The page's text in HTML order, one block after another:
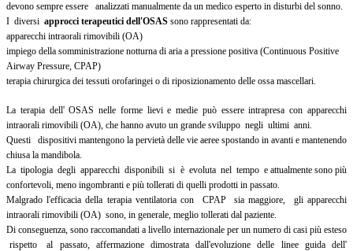
devono sempre essere analizzati manualmente da un medico esperto in disturbi del sonno.
I diversi approcci terapeutici dell'OSAS sono rappresentati da:
apparecchi intraorali rimovibili (OA)
impiego della somministrazione notturna di aria a pressione positiva (Continuous Positive
Airway Pressure, CPAP)
terapia chirurgica dei tessuti orofaringei o di riposizionamento delle ossa mascellari.
La terapia dell' OSAS nelle forme lievi e medie può essere intrapresa con apparecchi
intraorali rimovibili (OA), che hanno avuto un grande sviluppo negli ultimi anni.
Questi dispositivi mantengono la pervietà delle vie aeree spostando in avanti e mantenendo
chiusa la mandibola.
La tipologia degli apparecchi disponibili si è evoluta nel tempo e attualmente sono più
confortevoli, meno ingombranti e più tollerati di quelli prodotti in passato.
Malgrado l'efficacia della terapia ventilatoria con CPAP sia maggiore, gli apparecchi
intraorali rimovibili (OA) sono, in generale, meglio tollerati dal paziente.
Di conseguenza, sono raccomandati a livello internazionale per un numero di casi più esteso
rispetto al passato, affermazione dimostrata dall'evoluzione delle linee guida dell'